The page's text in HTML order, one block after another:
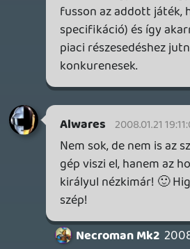
Zahn könyvek:
Még nem olvastam, de tervbe van
Amúgy ha vannak olyan lények,
nem hat az elmetrükk (pl. a
Watto), akkor miért ne lehetnének
erőelnyelő lények elfogadhatóak?
Darth Vader kesztyűje:
Ez már így rövidítve is erős volt.
beszerezni?)
Sorozatjátékok:
Vagy egy hónapja azon
hogy miért nem csinálnak a Knight
Riderből egy NORMÁLIS játékot. Mert
szvsz egy GTA szerű koncepcióban,
tech grafikával nagyon ütős lenne!
normálist azért írtam, mert már